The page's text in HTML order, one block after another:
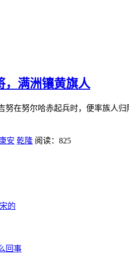
，满洲镶黄旗人
努在努尔哈赤起兵时，便率族人
安 乾隆 阅读：825
的
回事